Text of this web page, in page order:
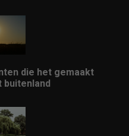
die het gemaakt
buitenland